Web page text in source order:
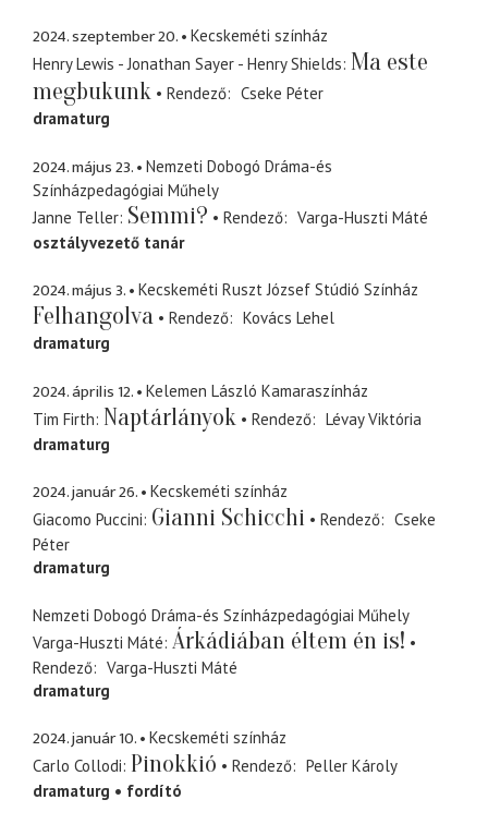
2024. szeptember 20.
Kecskeméti színház
Henry Lewis - Jonathan Sayer - Henry Shields Ma este
megbukunk
Rendező
Cseke Péter
dramaturg
2024. május 23.
Nemzeti Dobogó Dráma-és
Színházpedagógiai Műhely
Janne Teller Semmi? Rendező
Varga-Huszti Máté
osztályvezető tanár
2024. május 3. Kecskeméti Ruszt József Stúdió Színház
Felhangolva Rendező
Kovács Lehel
dramaturg
2024. április 12.
Kelemen László Kamaraszínház
Tim Firth Naptárlányok Rendező
Lévay Viktória
dramaturg
2024. január 26.
Kecskeméti színház
Giacomo Puccini Gianni Schicchi Rendező
Cseke
Péter
dramaturg
Nemzeti Dobogó Dráma-és Színházpedagógiai Műhely
Varga-Huszti Máté Árkádiában éltem én is!
Rendező
Varga-Huszti Máté
dramaturg
2024. január 10.
Kecskeméti színház
Carlo Collodi Pinokkió Rendező
Peller Károly
dramaturg
fordító